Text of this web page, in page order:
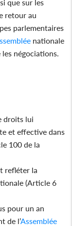
que sur les
retour au
parlementaires
nationale
négociations.
droits lui
et effective dans
100 de la
refléter la
(Article 6
pour un an
de l’Assemblée